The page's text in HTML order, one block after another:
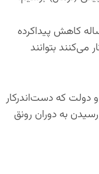
کاهش پیداکرده
می‌کنند بتوانند
دولت که دست‌اندرکار
به دوران رونق